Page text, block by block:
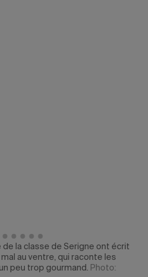
la classe de Serigne ont écrit
au ventre, qui raconte les
peu trop gourmand. Photo: